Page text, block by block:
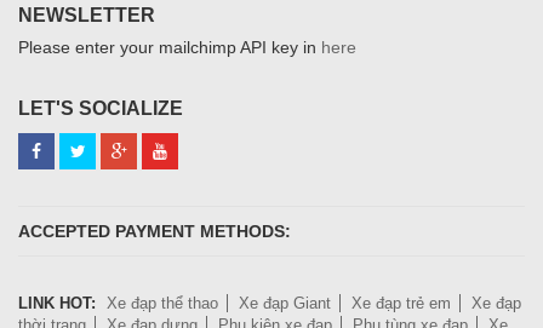
NEWSLETTER
Please enter your mailchimp API key in here
LET'S SOCIALIZE
ACCEPTED PAYMENT METHODS:
LINK HOT: Xe đạp thể thao Xe đạp Giant Xe đạp trẻ em
Xe đạp